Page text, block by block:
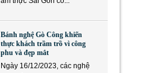
Bánh nghệ Gò Công khiến
thực khách trầm trồ vì công
phu và đẹp mắt
Ngày 16/12/2023, các nghệ